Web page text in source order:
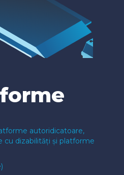
autoridicatoare,
cu dizabilități și platforme